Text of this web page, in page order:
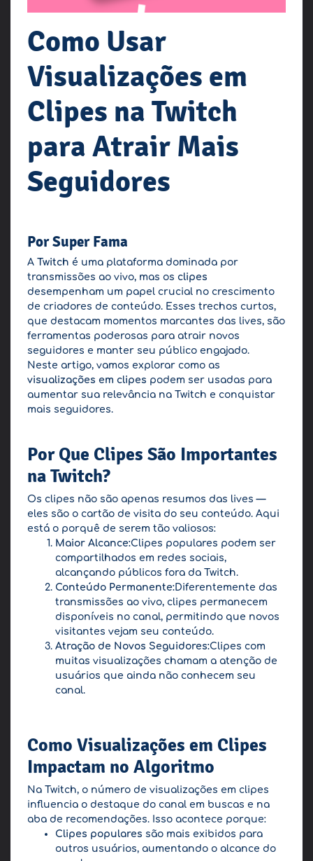
Como Usar
Visualizações em
Clipes na Twitch
para Atrair Mais
Seguidores
Por Super Fama
A Twitch é uma plataforma dominada por
transmissões ao vivo, mas os clipes
desempenham um papel crucial no crescimento
de criadores de conteúdo. Esses trechos curtos,
que destacam momentos marcantes das lives, são
ferramentas poderosas para atrair novos
seguidores e manter seu público engajado.
Neste artigo, vamos explorar como as
visualizações em clipes podem ser usadas para
aumentar sua relevância na Twitch e conquistar
mais seguidores.
Por Que Clipes São Importantes
na Twitch?
Os clipes não são apenas resumos das lives —
eles são o cartão de visita do seu conteúdo. Aqui
está o porquê de serem tão valiosos:
Maior Alcance:Clipes populares podem ser
compartilhados em redes sociais,
alcançando públicos fora da Twitch.
Conteúdo Permanente:Diferentemente das
transmissões ao vivo, clipes permanecem
disponíveis no canal, permitindo que novos
visitantes vejam seu conteúdo.
Atração de Novos Seguidores:Clipes com
muitas visualizações chamam a atenção de
usuários que ainda não conhecem seu
canal.
Como Visualizações em Clipes
Impactam no Algoritmo
Na Twitch, o número de visualizações em clipes
influencia o destaque do canal em buscas e na
aba de recomendações. Isso acontece porque:
Clipes populares são mais exibidos para
outros usuários, aumentando o alcance do